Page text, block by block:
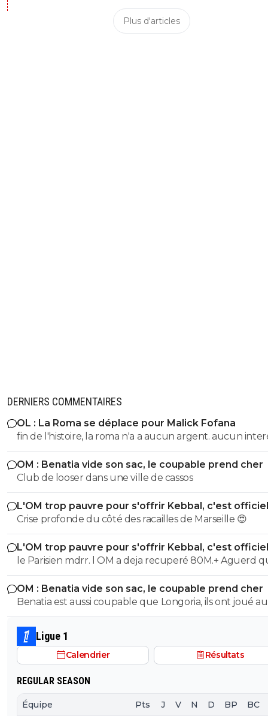
Plus d'articles
DERNIERS COMMENTAIRES
OL : La Roma se déplace pour Malick Fofana
fin de l'histoire, la roma n'a a aucun argent. aucun
evoquer cette piste a part des clics
OM : Benatia vide son sac, le coupable prend cher
Club de looser dans une ville de cassos
L'OM trop pauvre pour s'offrir Kebbal, c'est officiel
Crise profonde du côté des racailles de Marseille 😍
L'OM trop pauvre pour s'offrir Kebbal, c'est officiel
le Parisien mdrr. l OM a deja recuperé 80M.+ Aguerd quasi
officiel. Hodgberg en discussions avancees, Gomez pareil.
donc le blabla ca va. les articles de merde chaaue jour c est
marrant mais ca va 5 mn
OM : Benatia vide son sac, le coupable prend cher
Benatia est aussi coupable que Longoria, ils ont joué
mercato sans construire quelque chose
Ligue 1
Calendrier Résultats
REGULAR SEASON
Équipe Pts J V N D BP BC